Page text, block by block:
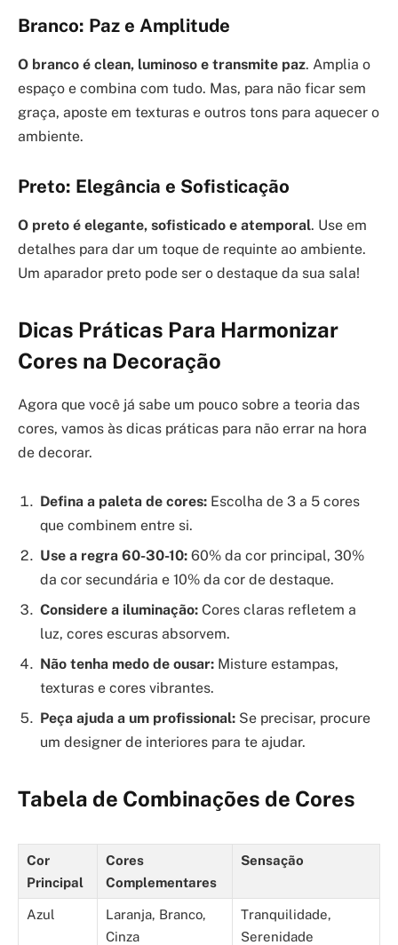
Branco: Paz e Amplitude
O branco é clean, luminoso e transmite paz. Amplia o
espaço e combina com tudo. Mas, para não ficar sem
graça, aposte em texturas e outros tons para aquecer o
ambiente.
Preto: Elegância e Sofisticação
O preto é elegante, sofisticado e atemporal. Use em
detalhes para dar um toque de requinte ao ambiente.
Um aparador preto pode ser o destaque da sua sala!
Dicas Práticas Para Harmonizar
Cores na Decoração
Agora que você já sabe um pouco sobre a teoria das
cores, vamos às dicas práticas para não errar na hora
de decorar.
Defina a paleta de cores: Escolha de 3 a 5 cores
que combinem entre si.
Use a regra 60-30-10: 60% da cor principal, 30%
da cor secundária e 10% da cor de destaque.
Considere a iluminação: Cores claras refletem a
luz, cores escuras absorvem.
Não tenha medo de ousar: Misture estampas,
texturas e cores vibrantes.
Peça ajuda a um profissional: Se precisar, procure
um designer de interiores para te ajudar.
Tabela de Combinações de Cores
Cor
Principal
Cores
Complementares
Sensação
Azul
Laranja, Branco,
Cinza
Tranquilidade,
Serenidade